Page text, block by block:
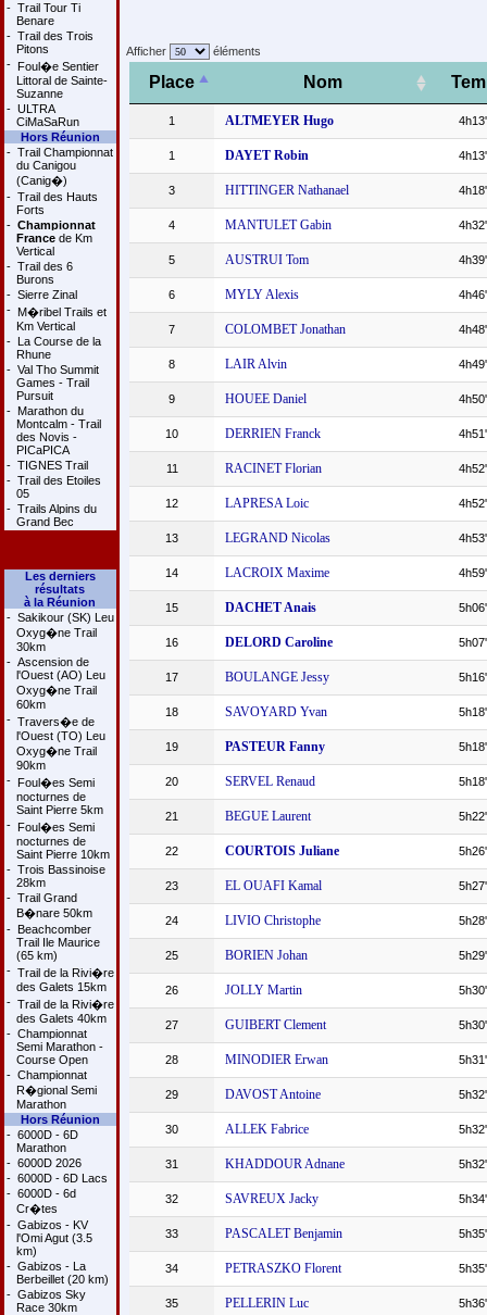
- Trail Tour Ti
Benare
- Trail des Trois
Pitons
- Foul�e Sentier
Littoral de Sainte-
Suzanne
- ULTRA
CiMaSaRun
Hors Réunion
- Trail Championnat
du Canigou
(Canig�)
- Trail des Hauts
Forts
- Championnat
Francede Km
Vertical
- Trail des 6
Burons
- Sierre Zinal
- M�ribel Trails et
Km Vertical
- La Course de la
Rhune
- Val Tho Summit
Games - Trail
Pursuit
- Marathon du
Montcalm - Trail
des Novis -
PICaPICA
- TIGNES Trail
- Trail des Etoiles
05
- Trails Alpins du
Grand Bec
Les derniers
résultats
à la Réunion
- Sakikour (SK) Leu
Oxyg�ne Trail
30km
- Ascension de
l'Ouest (AO) Leu
Oxyg�ne Trail
60km
- Travers�e de
l'Ouest (TO) Leu
Oxyg�ne Trail
90km
- Foul�es Semi
nocturnes de
Saint Pierre 5km
- Foul�es Semi
nocturnes de
Saint Pierre 10km
- Trois Bassinoise
28km
- Trail Grand
B�nare 50km
- Beachcomber
Trail Ile Maurice
(65 km)
- Trail de la Rivi�re
des Galets 15km
- Trail de la Rivi�re
des Galets 40km
- Championnat
Semi Marathon -
Course Open
- Championnat
R�gional Semi
Marathon
Hors Réunion
- 6000D - 6D
Marathon
- 6000D 2026
- 6000D - 6D Lacs
- 6000D - 6d
Cr�tes
- Gabizos - KV
l'Omi Agut (3.5
km)
- Gabizos - La
Berbeillet (20 km)
- Gabizos Sky
Race 30km
Afficher éléments
Place Nom
1 ALTMEYER Hugo
1 DAYET Robin
3 HITTINGER Nathanael
4 MANTULET Gabin
5 AUSTRUI Tom
6 MYLY Alexis
7 COLOMBET Jonathan
8 LAIR Alvin
9 HOUEE Daniel
10 DERRIEN Franck
11 RACINET Florian
12 LAPRESA Loic
13 LEGRAND Nicolas
14 LACROIX Maxime
15 DACHET Anais
16 DELORD Caroline
17 BOULANGE Jessy
18 SAVOYARD Yvan
19 PASTEUR Fanny
20 SERVEL Renaud
21 BEGUE Laurent
22 COURTOIS Juliane
23 EL OUAFI Kamal
24 LIVIO Christophe
25 BORIEN Johan
26 JOLLY Martin
27 GUIBERT Clement
28 MINODIER Erwan
29 DAVOST Antoine
30 ALLEK Fabrice
31 KHADDOUR Adnane
32 SAVREUX Jacky
33 PASCALET Benjamin
34 PETRASZKO Florent
35 PELLERIN Luc